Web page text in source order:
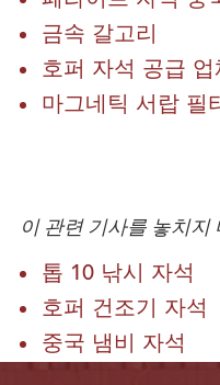
금속 갈고리
호퍼 자석 공급 업
마그네틱 서랍 필
이 관련 기사를 놓치지
톱 10 낚시 자석
호퍼 건조기 자석
중국 냄비 자석